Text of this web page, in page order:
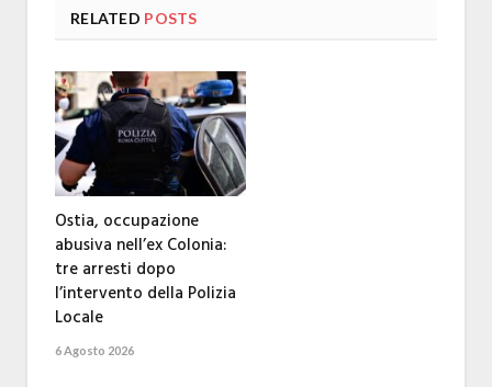
RELATED POSTS
Ostia, occupazione
abusiva nell’ex Colonia:
tre arresti dopo
l’intervento della Polizia
Locale
6 Agosto 2026